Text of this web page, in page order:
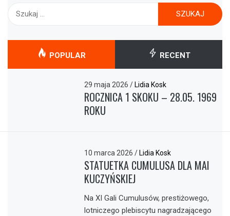
POPULAR RECENT
29 maja 2026/ Lidia Kosk
ROCZNICA 1 SKOKU – 28.05. 1969
ROKU
10 marca 2026/ Lidia Kosk
STATUETKA CUMULUSA DLA MAI
KUCZYŃSKIEJ
Na XI Gali Cumulusów, prestiżowego,
lotniczego plebiscytu nagradzającego